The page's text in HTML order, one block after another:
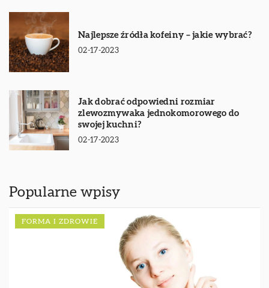
Najlepsze źródła kofeiny – jakie wybrać?
02-17-2023
Jak dobrać odpowiedni rozmiar
zlewozmywaka jednokomorowego do
swojej kuchni?
02-17-2023
Popularne wpisy
FORMA I ZDROWIE